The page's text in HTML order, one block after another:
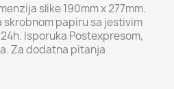
slike 190mm x 277mm.
skrobnom papiru sa jestivim
Isporuka Postexpresom,
Za dodatna pitanja